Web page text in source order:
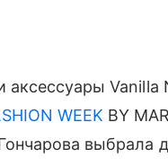
аксессуары Vanilla
WEEK BY
выбрала